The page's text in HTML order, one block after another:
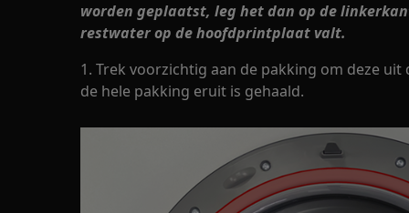
worden geplaatst, leg het dan op de
restwater op de hoofdprintplaat valt.
1. Trek voorzichtig aan de pakking om deze
de hele pakking eruit is gehaald.